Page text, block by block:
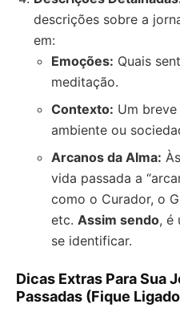
descrições sobre a
em:
Emoções: Quais
meditação.
Contexto: Um
ambiente ou
Arcanos da Alma:
vida passada a
como o Curador, o
etc. Assim sendo, é
se identificar.
Dicas Extras Para Sua
Passadas (Fique